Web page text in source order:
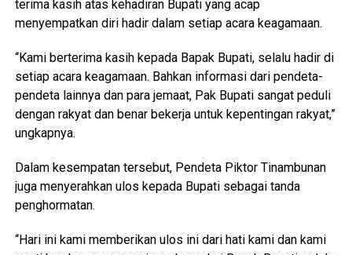
terima kasih atas kehadiran Bupati yang acap
menyempatkan diri hadir dalam setiap acara keagamaan.
“Kami berterima kasih kepada Bapak Bupati, selalu hadir di
setiap acara keagamaan. Bahkan informasi dari pendeta-
pendeta lainnya dan para jemaat, Pak Bupati sangat peduli
dengan rakyat dan benar bekerja untuk kepentingan rakyat,”
ungkapnya.
Dalam kesempatan tersebut, Pendeta Piktor Tinambunan
juga menyerahkan ulos kepada Bupati sebagai tanda
penghormatan.
“Hari ini kami memberikan ulos ini dari hati kami dan kami